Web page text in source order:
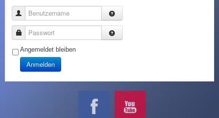
Benutzername
Passwort
Angemeldet bleiben
Anmelden